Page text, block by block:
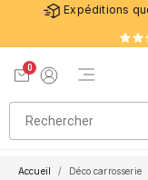
Expéditions
0
Menu
Accueil Déco carrosserie